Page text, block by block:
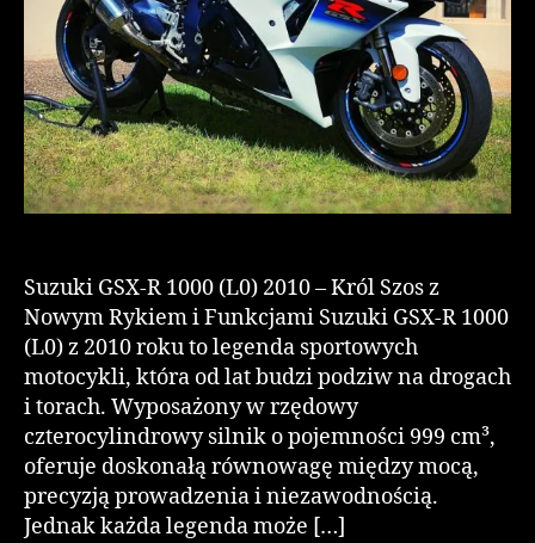
Suzuki GSX-R 1000 (L0) 2010 – Król Szos z
Nowym Rykiem i Funkcjami Suzuki GSX-R 1000
(L0) z 2010 roku to legenda sportowych
motocykli, która od lat budzi podziw na drogach
i torach. Wyposażony w rzędowy
czterocylindrowy silnik o pojemności 999 cm³,
oferuje doskonałą równowagę między mocą,
precyzją prowadzenia i niezawodnością.
Jednak każda legenda może […]